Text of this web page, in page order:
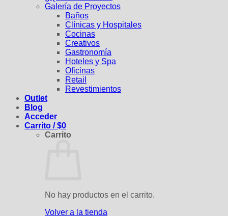
Galería de Proyectos
Baños
Clínicas y Hospitales
Cocinas
Creativos
Gastronomía
Hoteles y Spa
Oficinas
Retail
Revestimientos
Outlet
Blog
Acceder
Carrito /$0
Carrito
No hay productos en el carrito.
Volver a la tienda